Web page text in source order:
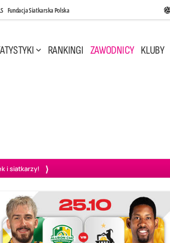
Fundacja Siatkarska Polska
RANKINGI ZAWODNICY KLUBY
i siatkarzy!